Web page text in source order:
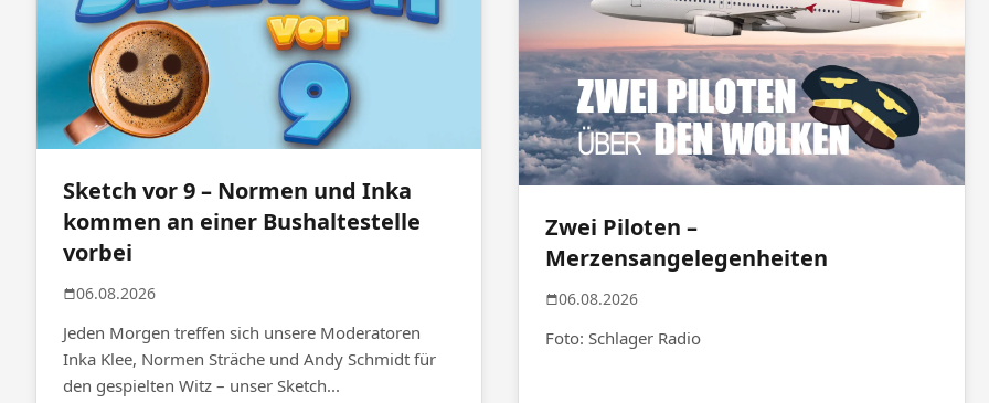
Sketch vor 9 – Normen und Inka
kommen an einer Bushaltestelle
vorbei
06.08.2026
Jeden Morgen treffen sich unsere Moderatoren
Inka Klee, Normen Sträche und Andy Schmidt für
den gespielten Witz – unser Sketch...
Zwei Piloten –
Merzensangelegenheiten
06.08.2026
Foto: Schlager Radio